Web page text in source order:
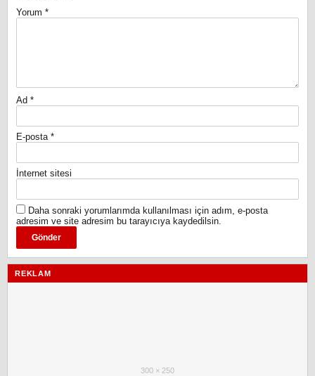
Yorum *
Ad *
E-posta *
İnternet sitesi
Daha sonraki yorumlarımda kullanılması için adım, e-posta
adresim ve site adresim bu tarayıcıya kaydedilsin.
REKLAM
300 × 250